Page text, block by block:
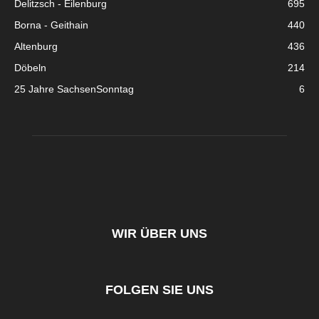
Delitzsch - Eilenburg
695
Borna - Geithain
440
Altenburg
436
Döbeln
214
25 Jahre SachsenSonntag
6
WIR ÜBER UNS
FOLGEN SIE UNS